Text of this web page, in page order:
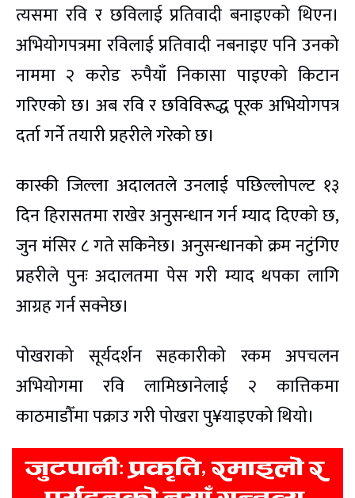
त्यसमा रवि र छविलाई प्रतिवादी बनाइएको थिएन।
अभियोगपत्रमा रविलाई प्रतिवादी नबनाइए पनि उनको
नाममा २ करोड रुपैयाँ निकासा पाइएको किटान
गरिएको छ। अब रवि र छविविरूद्ध पूरक अभियोगपत्र
दर्ता गर्ने तयारी प्रहरीले गरेको छ।
कास्की जिल्ला अदालतले उनलाई पछिल्लोपल्ट १३
दिन हिरासतमा राखेर अनुसन्धान गर्न म्याद दिएको छ,
जुन मंसिर ८ गते सकिनेछ। अनुसन्धानको क्रम नटुंगिए
प्रहरीले पुनः अदालतमा पेस गरी म्याद थपका लागि
आग्रह गर्न सक्नेछ।
पोखराको सूर्यदर्शन सहकारीको रकम अपचलन
अभियोगमा रवि लामिछानेलाई २ कात्तिकमा
काठमाडौँमा पक्राउ गरी पोखरा पु¥याइएको थियो।